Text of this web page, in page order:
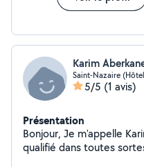
Karim
Saint-Nazaire
5/5 (1 avis)
Présentation
Bonjour, Je m'appelle Karim Aberkane, je suis carreleur
qualifié dans toutes